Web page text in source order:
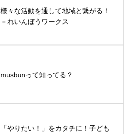
様々な活動を通して地域と繋がる！
－れいんぼうワークス
musbunって知ってる？
「やりたい！」をカタチに！子ども